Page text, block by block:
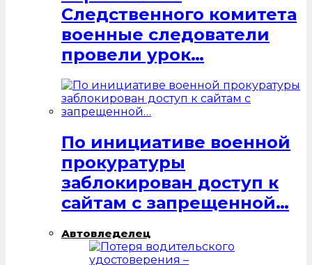
Следственного комитета
военные следователи
провели урок…
По инициативе военной
прокуратуры
заблокирован доступ к
сайтам с запрещенной…
Автовледелец